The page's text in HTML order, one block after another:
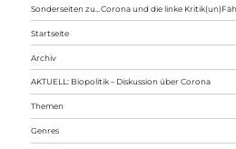
Sonderseiten zu…Corona und die linke
Startseite
Archiv
AKTUELL: Biopolitik – Diskussion über Corona
Themen
Genres